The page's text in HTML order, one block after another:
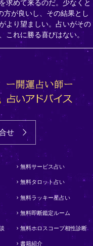
求めて来るのだ。少なくと
方が良いし、その結果とし
より望ましい。占いがその
これに勝る喜びはない。
せ
無料サービス占い
無料タロット占い
無料ラッキー星占い
無料即断鑑定ルーム
無料ホロスコープ相性診断
書籍紹介